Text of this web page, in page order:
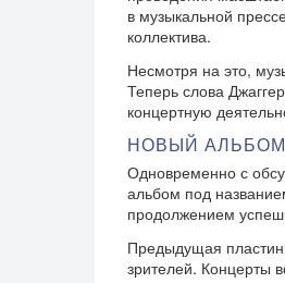
в музыкальной
коллектива.
Несмотря на это,
Теперь слова
концертную
НОВЫЙ
Одновременно с
альбом под
продолжением
Предыдущая
зрителей. Концерты